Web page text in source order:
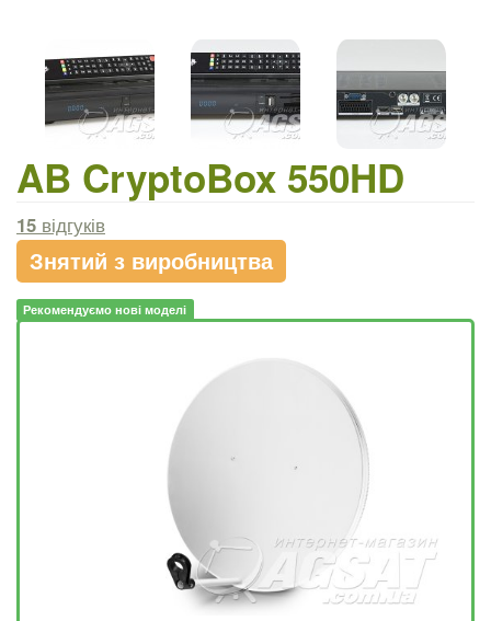
AB CryptoBox 550HD
15 відгуків
Знятий з виробництва
Рекомендуємо нові моделі